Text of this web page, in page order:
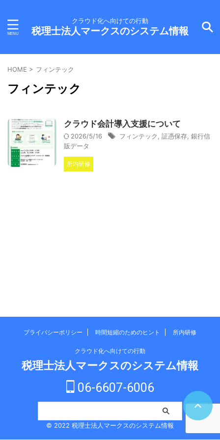
クラウド化へ向けての行動
税理士法人マークスのシステム情報
HOME > フィンテック
フィンテック
クラウド会計導入支援について
2026/5/16 フィンテック 証憑保存 銀行信
販データ
所内研修
プライバシーポリシー 時間短縮のためのヒント 所内研修
クラウド化へ向けての行動
税理士法人マークスのシステム情報
06-6607-6006
© 2022 税理士法人マークスのシステム情報